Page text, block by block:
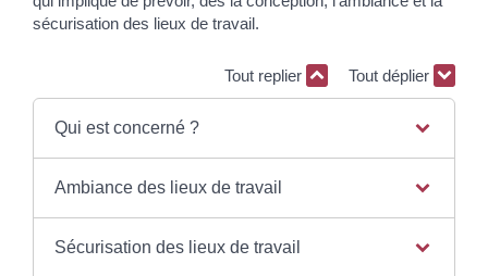
sécurisation des lieux de travail.
Tout replier Tout déplier
Qui est concerné ?
Ambiance des lieux de travail
Sécurisation des lieux de travail